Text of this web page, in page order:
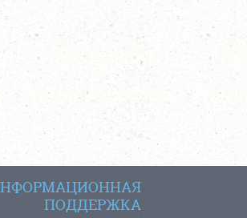
ПОДДЕРЖКА